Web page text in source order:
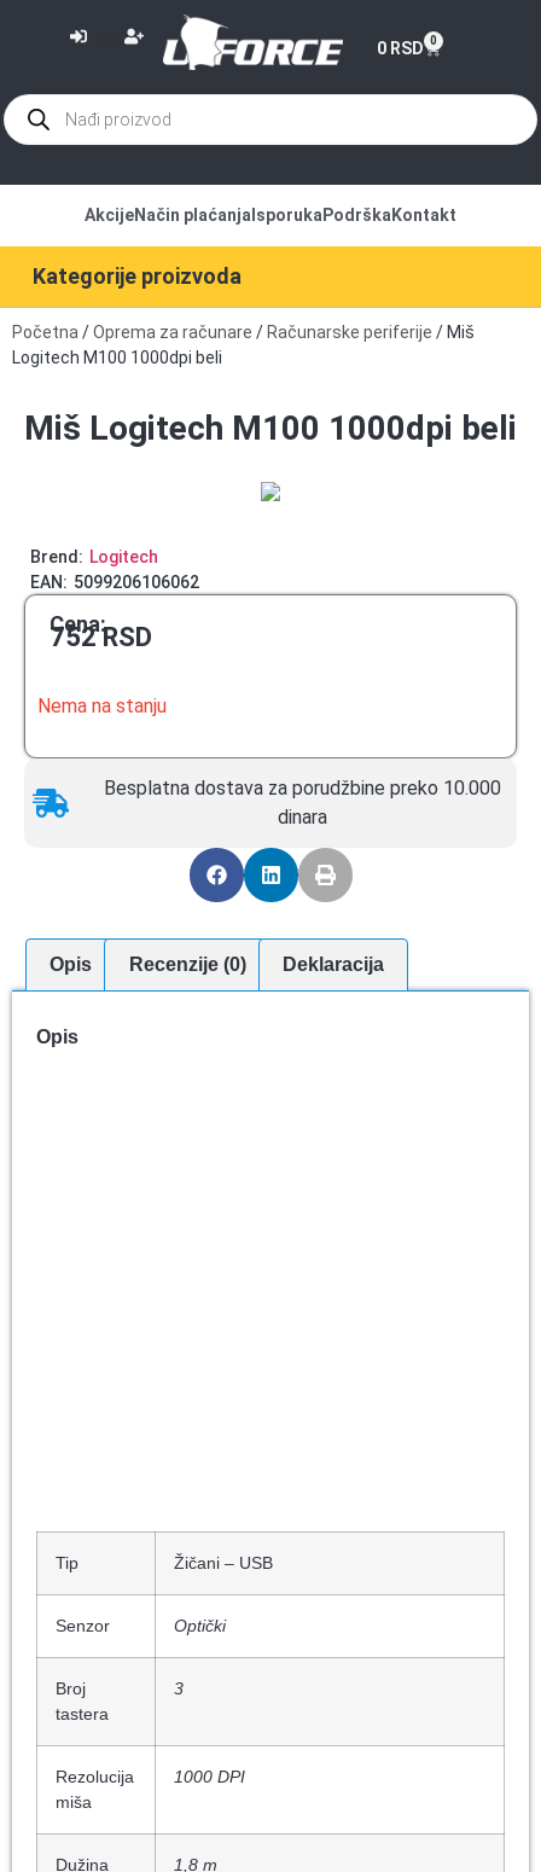
0 RSD 0
Kategorije proizvoda
AkcijeNačin plaćanja Isporuka Podrška Kontakt
Početna /Oprema za računare / Računarske periferije / Miš
Logitech M100 1000dpi beli
Miš Logitech M100 1000dpi beli
Brend: Logitech
EAN: 5099206106062
Cena:
752RSD
Nema na stanju
Besplatna dostava za porudžbine preko 10.000
dinara
Opis Recenzije (0) Deklaracija
Opis
Tip Žičani – USB
Senzor Optički
Broj
tastera
3
Rezolucija
miša
1000 DPI
Dužina
1,8 m